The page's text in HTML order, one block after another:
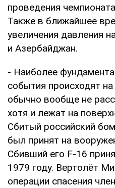
проведения
Также в ближайшее
увеличения давления
и Азербайджан.
- Наиболее
события происходят
обычно вообще не
хотя и лежат на
Сбитый российский
был принят на
Сбивший его F-16
1979 году. Вертолёт
операции спасения